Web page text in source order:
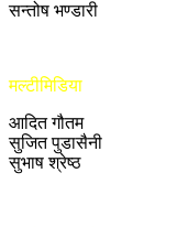
सन्तोष भण्डारी
मल्टीमिडिया
आदित गौतम
सुजित पुडासैनी
सुभाष श्रेष्ठ